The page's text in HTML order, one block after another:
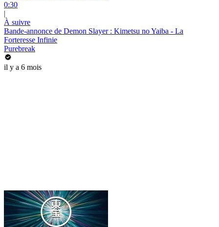
0:30
|
À suivre
Bande-annonce de Demon Slayer : Kimetsu no Yaiba - La
Forteresse Infinie
Purebreak
il y a 6 mois